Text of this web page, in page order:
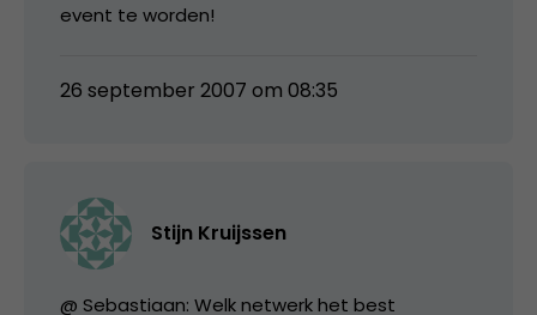
event te worden!
26 september 2007 om 08:35
Stijn Kruijssen
@ Sebastiaan: Welk netwerk het best